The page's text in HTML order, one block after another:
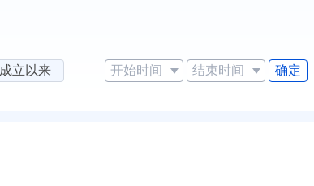
成立以来 确定